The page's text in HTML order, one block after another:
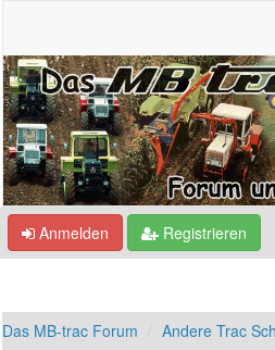
Anmelden Registrieren
Das MB-trac Forum Andere Trac